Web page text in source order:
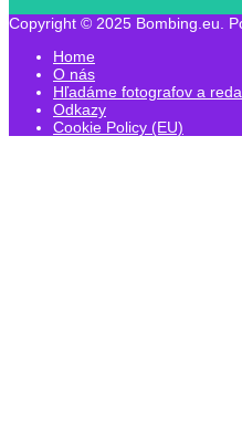
Copyright © 2025 Bombing.eu.
Home
O nás
Hľadáme fotografov a
Odkazy
Cookie Policy (EU)